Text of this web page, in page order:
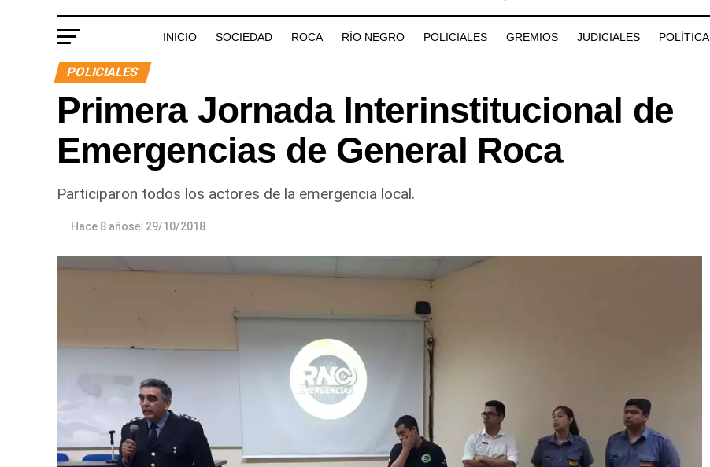
INICIO SOCIEDAD ROCA RÍO NEGRO POLICIALES GREMIOS JUDICIALES POLÍTICA
POLICIALES
Primera Jornada Interinstitucional de
Emergencias de General Roca
Participaron todos los actores de la emergencia local.
Hace 8 añosel 29/10/2018